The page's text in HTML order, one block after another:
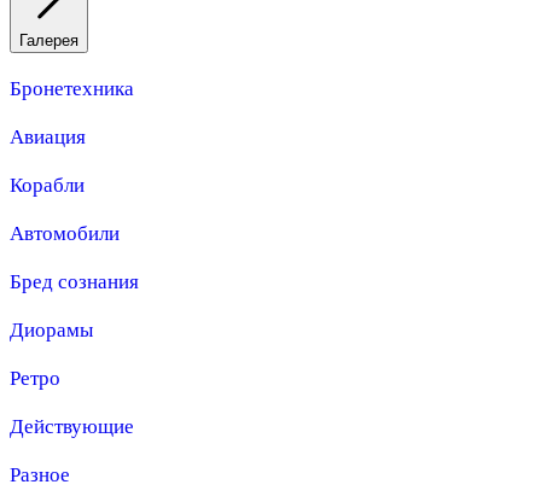
Галерея
Бронетехника
Авиация
Корабли
Автомобили
Бред сознания
Диорамы
Ретро
Действующие
Разное